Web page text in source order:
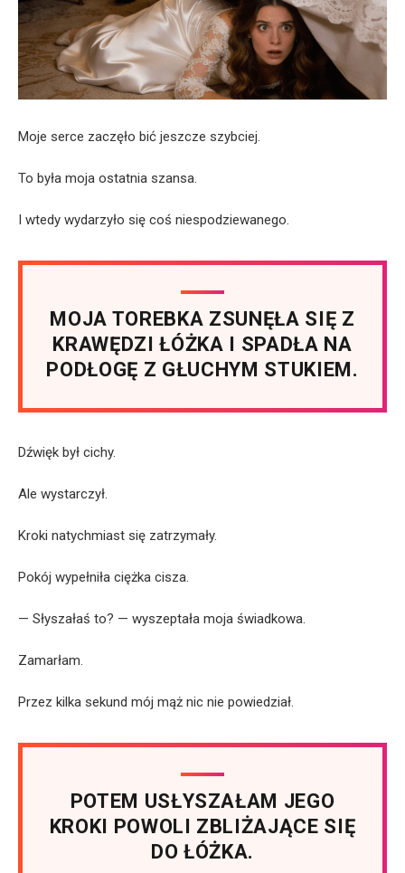
Moje serce zaczęło bić jeszcze szybciej.
To była moja ostatnia szansa.
I wtedy wydarzyło się coś niespodziewanego.
MOJA TOREBKA ZSUNĘŁA SIĘ Z
KRAWĘDZI ŁÓŻKA I SPADŁA NA
PODŁOGĘ Z GŁUCHYM STUKIEM.
Dźwięk był cichy.
Ale wystarczył.
Kroki natychmiast się zatrzymały.
Pokój wypełniła ciężka cisza.
— Słyszałaś to? — wyszeptała moja świadkowa.
Zamarłam.
Przez kilka sekund mój mąż nic nie powiedział.
POTEM USŁYSZAŁAM JEGO
KROKI POWOLI ZBLIŻAJĄCE SIĘ
DO ŁÓŻKA.